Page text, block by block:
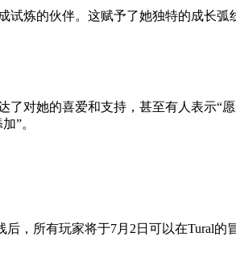
炼的伙伴。这赋予了她独特的成长
对她的喜爱和支持，甚至有人表示“
”。
，所有玩家将于7月2日可以在Tural的